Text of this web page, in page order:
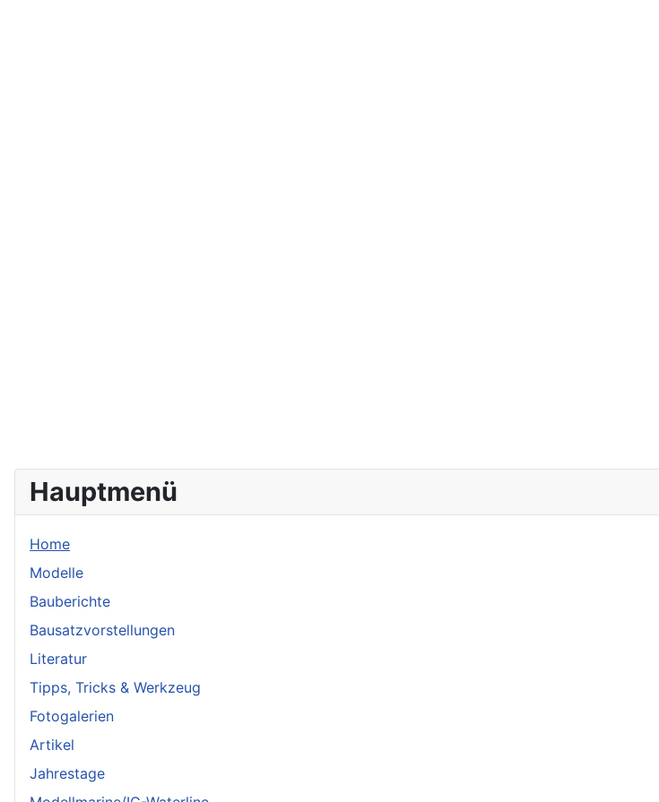
Hauptmenü
Home
Modelle
Bauberichte
Bausatzvorstellungen
Literatur
Tipps, Tricks & Werkzeug
Fotogalerien
Artikel
Jahrestage